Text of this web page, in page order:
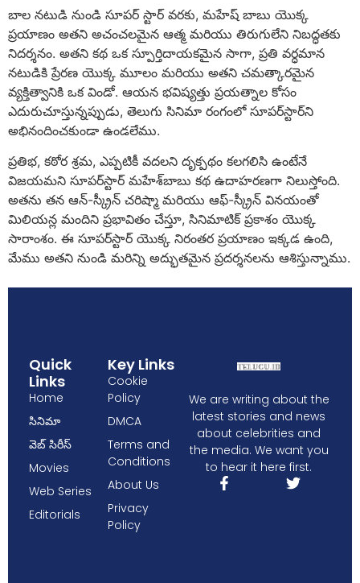
బాల నటుడి నుండి సూపర్ స్టార్ వరకు, మహేష్ బాబు యొక్క
ప్రయాణం అతని అచంచలమైన ఆత్మ మరియు తిరుగులేని నిబద్ధతకు
నిదర్శనం. అతని కథ ఒక స్పూర్తిదాయకమైన సాగా, ప్రతి వర్ధమాన
నటుడికి ప్రేరణ యొక్క మూలం మరియు అతని చమత్కారమైన
వ్యక్తిత్వానికి ఒక విండో. ఆయన భవిష్యత్తు ప్రయత్నాల కోసం
ఎదురుచూస్తున్నప్పుడు, తెలుగు సినిమా రంగంలో సూపర్‌స్టార్‌ని
అభినందించకుండా ఉండలేము.
ప్రతిభ, కఠోర శ్రమ, ఎప్పటికీ వదలని దృక్పథం కలగలిసి ఉంటేనే
విజయమని సూపర్‌స్టార్‌ మహేశ్‌బాబు కథ ఉదాహరణగా నిలుస్తోంది.
అతను తన ఆన్-స్క్రీన్ చరిష్మా మరియు ఆఫ్-స్క్రీన్ వినయంతో
మిలియన్ల మందిని ప్రభావితం చేస్తూ, సినిమాటిక్ ప్రకాశం యొక్క
సారాంశం. ఈ సూపర్‌స్టార్ యొక్క నిరంతర ప్రయాణం ఇక్కడ ఉంది,
మేము అతని నుండి మరిన్ని అద్భుతమైన ప్రదర్శనలను ఆశిస్తున్నాము.
We are writing about the
latest stories and news
about celebrities and
the media. We want you
to hear it here first.
Quick
Links
Home
సినిమా
వెబ్ సిరీస్
Movies
Web Series
Editorials
Key Links
Cookie
Policy
DMCA
Terms and
Conditions
About Us
Privacy
Policy